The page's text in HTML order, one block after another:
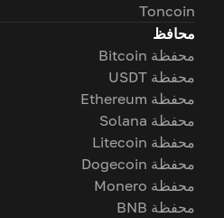
Toncoin
محافظ
محفظة Bitcoin
محفظة USDT
محفظة Ethereum
محفظة Solana
محفظة Litecoin
محفظة Dogecoin
محفظة Monero
محفظة BNB